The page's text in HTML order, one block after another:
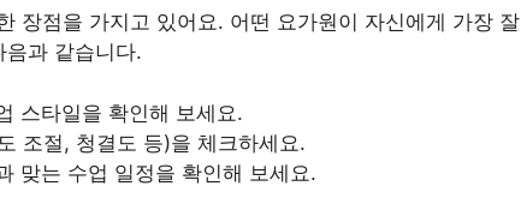
장점을 가지고 있어요. 어떤 요가원이 자신에게 가장 잘
과 같습니다.
스타일을 확인해 보세요.
조절, 청결도 등)을 체크하세요.
맞는 수업 일정을 확인해 보세요.